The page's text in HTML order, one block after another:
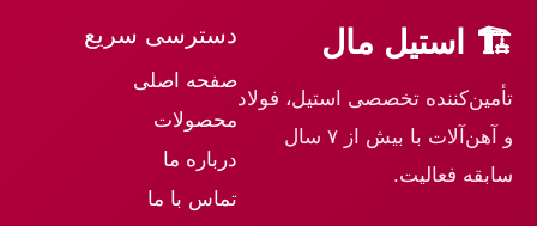
🏗 استیل مال
تأمین‌کننده تخصصی استیل، فولاد
و آهن‌آلات با بیش از ۷ سال
سابقه فعالیت.
دسترسی سریع
صفحه اصلی
محصولات
درباره ما
تماس با ما